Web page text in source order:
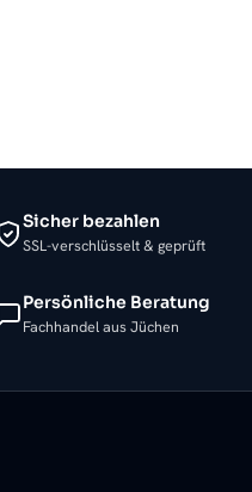
Sicher bezahlen
SSL-verschlüsselt & geprüft
Persönliche Beratung
Fachhandel aus Jüchen